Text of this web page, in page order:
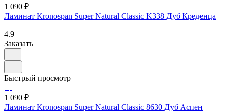
1 090 ₽
Ламинат Kronospan Super Natural Classic K338 Дуб Креденца
4.9
Заказать
Быстрый просмотр
1 090 ₽
Ламинат Kronospan Super Natural Classic 8630 Дуб Аспен